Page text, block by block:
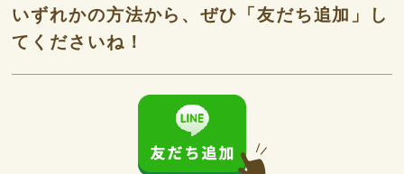
いずれかの方法から、ぜひ「友だち追加」し
てくださいね！